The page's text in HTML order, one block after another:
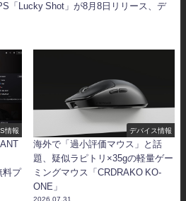
「Lucky Shot」が8月8日リリース、デ
情報
料プ
デバイス情報
海外で「過小評価マウス」と話
題、疑似ラピトリ×35gの軽量ゲー
ミングマウス「CRDRAKO KO-
ONE」
2026.07.31